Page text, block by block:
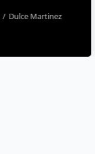
Dulce Martinez